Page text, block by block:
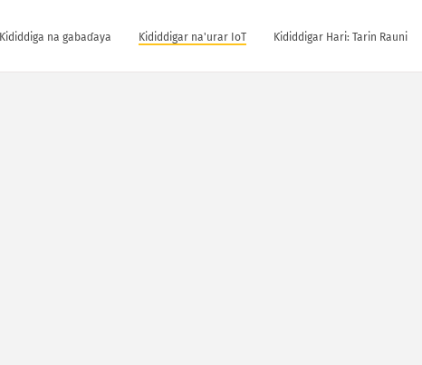
Ƙididdiga na gabaɗaya Ƙididdigar na'urar IoT Ƙididdigar Hari: Tarin Rauni